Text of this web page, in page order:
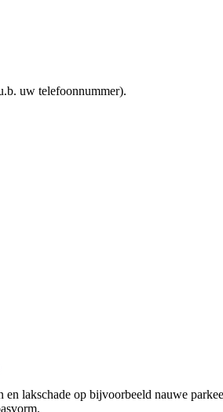
uw telefoonnummer).
lakschade op bijvoorbeeld nauwe